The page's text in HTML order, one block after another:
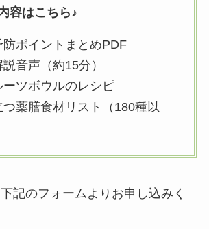
容はこちら♪
防ポイントまとめPDF
音声（約15分）
ーツボウルのレシピ
つ薬膳食材リスト（180種以
記のフォームよりお申し込みく